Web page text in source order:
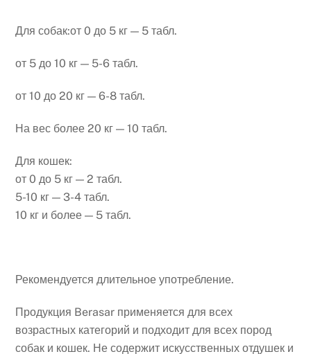
Для собак:от 0 до 5 кг — 5 табл.
от 5 до 10 кг — 5-6 табл.
от 10 до 20 кг — 6-8 табл.
На вес более 20 кг — 10 табл.
Для кошек:
от 0 до 5 кг — 2 табл.
5-10 кг — 3-4 табл.
10 кг и более — 5 табл.
Рекомендуется длительное употребление.
Продукция Berasar применяется для всех
возрастных категорий и подходит для всех пород
собак и кошек. Не содержит искусственных отдушек и